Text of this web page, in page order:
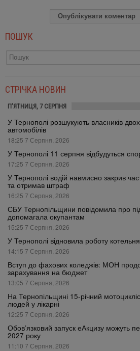
ПОШУК
СТРІЧКА НОВИН
П’ЯТНИЦЯ, 7 СЕРПНЯ
У Тернополі розшукують власників
автомобілів
18:25 7 Серпня, 2026
У Тернополі 11 серпня відбудуться
17:25 7 Серпня, 2026
У Тернополі водій навмисно закрив
та отримав штраф
16:25 7 Серпня, 2026
СБУ Тернопільщини повідомила про
допомагала окупантам
15:25 7 Серпня, 2026
У Тернополі відновила роботу
14:15 7 Серпня, 2026
Вступ до фахових коледжів: МОН
зарахування на бюджет
13:05 7 Серпня, 2026
На Тернопільщині 15-річний
людей у лікарні
12:25 7 Серпня, 2026
Обов’язковий запуск еАкцизу можуть
2027 року
11:10 7 Серпня, 2026